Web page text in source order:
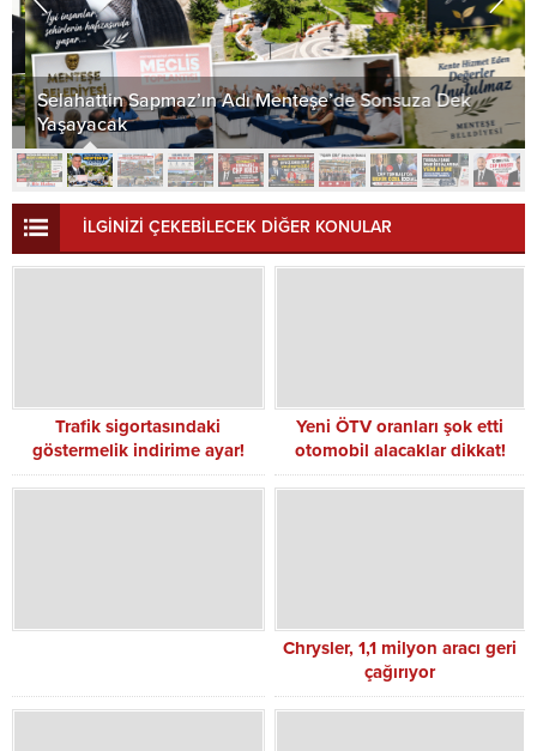
Selahattin Sapmaz’ın Adı Menteşe’de Sonsuza Dek
Yaşayacak
İLGİNİZİ ÇEKEBİLECEK DİĞER KONULAR
Trafik sigortasındaki
göstermelik indirime ayar!
Yeni ÖTV oranları şok etti
otomobil alacaklar dikkat!
Chrysler, 1,1 milyon aracı geri
çağırıyor